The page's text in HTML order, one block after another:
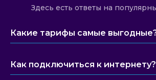
Здесь есть ответы на
Какие тарифы самые
Как подключиться к интернету?